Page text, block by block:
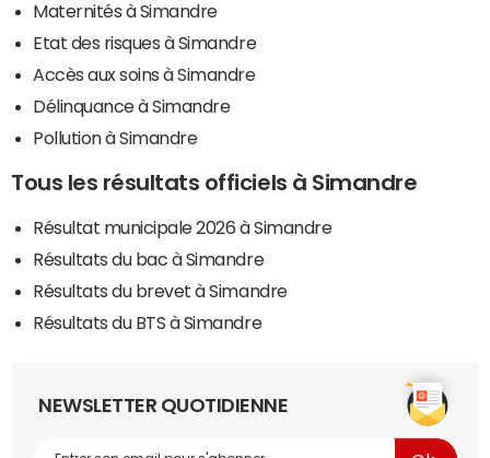
Maternités à Simandre
Etat des risques à Simandre
Accès aux soins à Simandre
Délinquance à Simandre
Pollution à Simandre
Tous les résultats officiels à Simandre
Résultat municipale 2026 à Simandre
Résultats du bac à Simandre
Résultats du brevet à Simandre
Résultats du BTS à Simandre
NEWSLETTER QUOTIDIENNE